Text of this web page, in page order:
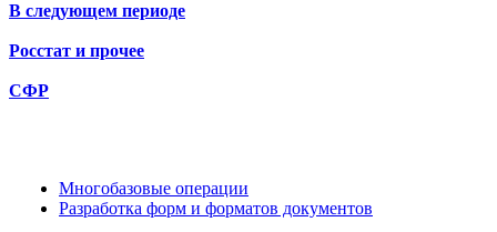
В следующем периоде
Росстат и прочее
СФР
Многобазовые операции
Разработка форм и форматов документов